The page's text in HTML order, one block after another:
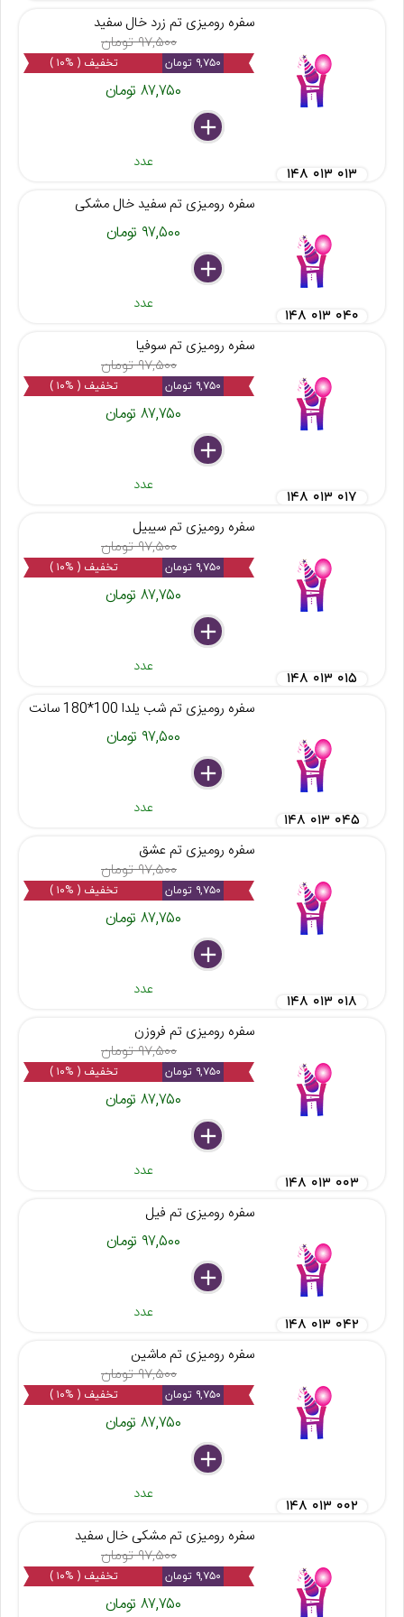
سفره رومیزی تم زرد خال سفید
۹۷,۵۰۰ تومان
۹,۷۵۰ تومان تخفیف ( %۱۰ )
۸۷,۷۵۰ تومان
delete
remove
add
عدد
۱۴۸ ۰۱۳ ۰۱۳
سفره رومیزی تم سفید خال مشکی
۹۷,۵۰۰ تومان
delete
remove
add
عدد
۱۴۸ ۰۱۳ ۰۴۰
سفره رومیزی تم سوفیا
۹۷,۵۰۰ تومان
۹,۷۵۰ تومان تخفیف ( %۱۰ )
۸۷,۷۵۰ تومان
delete
remove
add
عدد
۱۴۸ ۰۱۳ ۰۱۷
سفره رومیزی تم سیبیل
۹۷,۵۰۰ تومان
۹,۷۵۰ تومان تخفیف ( %۱۰ )
۸۷,۷۵۰ تومان
delete
remove
add
عدد
۱۴۸ ۰۱۳ ۰۱۵
سفره رومیزی تم شب یلدا 100*180 سانت
۹۷,۵۰۰ تومان
delete
remove
add
عدد
۱۴۸ ۰۱۳ ۰۴۵
سفره رومیزی تم عشق
۹۷,۵۰۰ تومان
۹,۷۵۰ تومان تخفیف ( %۱۰ )
۸۷,۷۵۰ تومان
delete
remove
add
عدد
۱۴۸ ۰۱۳ ۰۱۸
سفره رومیزی تم فروزن
۹۷,۵۰۰ تومان
۹,۷۵۰ تومان تخفیف ( %۱۰ )
۸۷,۷۵۰ تومان
delete
remove
add
عدد
۱۴۸ ۰۱۳ ۰۰۳
سفره رومیزی تم فیل
۹۷,۵۰۰ تومان
delete
remove
add
عدد
۱۴۸ ۰۱۳ ۰۴۲
سفره رومیزی تم ماشین
۹۷,۵۰۰ تومان
۹,۷۵۰ تومان تخفیف ( %۱۰ )
۸۷,۷۵۰ تومان
delete
remove
add
عدد
۱۴۸ ۰۱۳ ۰۰۲
سفره رومیزی تم مشکی خال سفید
۹۷,۵۰۰ تومان
۹,۷۵۰ تومان تخفیف ( %۱۰ )
۸۷,۷۵۰ تومان